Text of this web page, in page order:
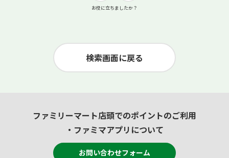
お役に立ちましたか？
検索画面に戻る
ファミリーマート店頭でのポイントのご利用
・ファミマアプリについて
お問い合わせフォーム